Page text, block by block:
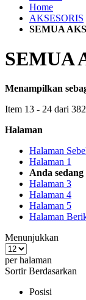
Home
AKSESORIS
SEMUA
SEMUA
Menampilkan
Item 13 - 24 dari 382
Halaman
Halaman
Halaman 1
Anda
Halaman 3
Halaman 4
Halaman 5
Halaman
Menunjukkan
per halaman
Sortir Berdasarkan
Posisi